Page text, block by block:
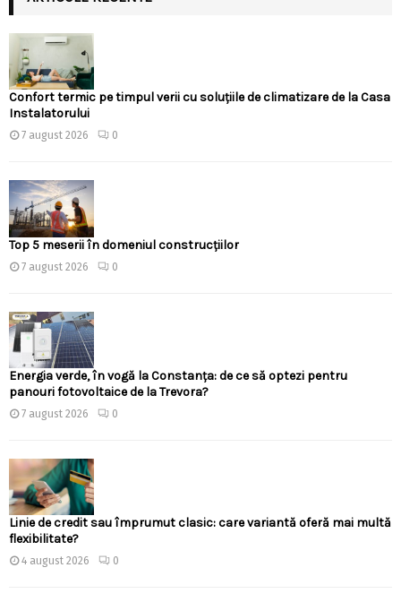
Confort termic pe timpul verii cu soluțiile de climatizare de la Casa
Instalatorului
7 august 2026 0
Top 5 meserii în domeniul construcțiilor
7 august 2026 0
Energia verde, în vogă la Constanța: de ce să optezi pentru
panouri fotovoltaice de la Trevora?
7 august 2026 0
Linie de credit sau împrumut clasic: care variantă oferă mai multă
flexibilitate?
4 august 2026 0